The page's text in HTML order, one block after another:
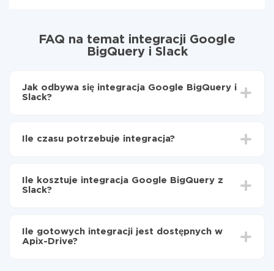
FAQ na temat integracji Google
BigQuery i Slack
Jak odbywa się integracja Google BigQuery i
Slack?
do Slack
Google BigQuery do Slack
Ile czasu potrzebuje integracja?
od 5 do 30 minut. Konfiguracja zajmuje średnio 10-15
minut.
Ile kosztuje integracja Google BigQuery z
Slack?
Płacisz tylko za ilość danych, która faktycznie jest
przekazywana z jednego z Twoich systemów do
Ile gotowych integracji jest dostępnych w
Apix-Drive?